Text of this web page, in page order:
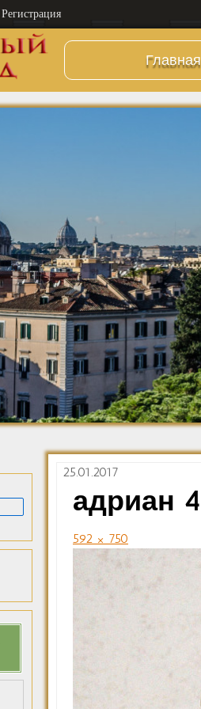
Главная
25.01.2017
адриан 4
592 × 750
Регистрация